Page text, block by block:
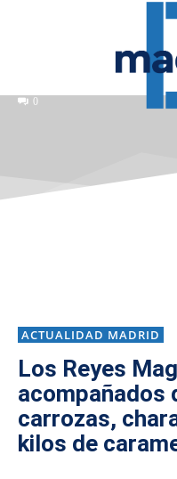
0
ACTUALIDAD MADRID
Los Reyes
acompañados
carrozas,
kilos de